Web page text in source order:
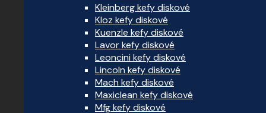
Kleinberg kefy diskové
Kloz kefy diskové
Kuenzle kefy diskové
Lavor kefy diskové
Leoncini kefy diskové
Lincoln kefy diskové
Mach kefy diskové
Maxiclean kefy diskové
Mfg kefy diskové